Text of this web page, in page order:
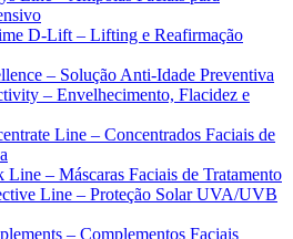
D-Lift – Lifting e Reafirmação
– Solução Anti-Idade Preventiva
– Envelhecimento, Flacidez e
Line – Concentrados Faciais de
– Máscaras Faciais de Tratamento
Line – Proteção Solar UVA/UVB
– Complementos Faciais